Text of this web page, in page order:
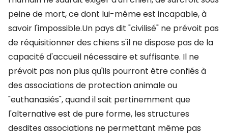
peine de mort, ce dont lui-même est incapable, à
savoir l'impossible.Un pays dit "civilisé" ne prévoit pas
de réquisitionner des chiens s'il ne dispose pas de la
capacité d'accueil nécessaire et suffisante. Il ne
prévoit pas non plus qu'ils pourront être confiés à
des associations de protection animale ou
"euthanasiés", quand il sait pertinemment que
l'alternative est de pure forme, les structures
desdites associations ne permettant même pas